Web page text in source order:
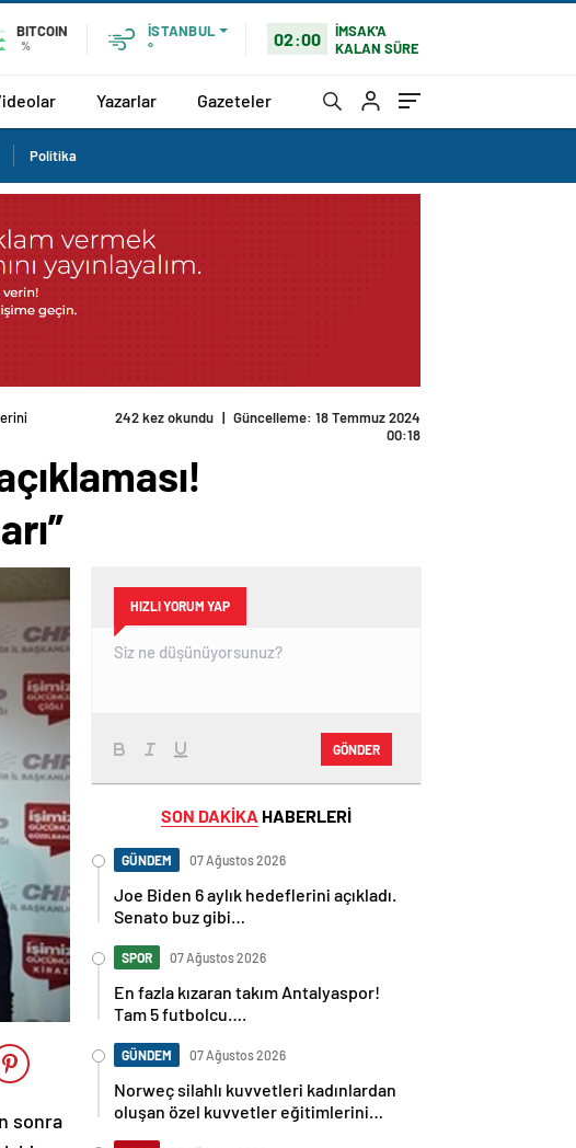
BITCOIN
%
İSTANBUL
°
02:00
İMSAK'A
KALAN SÜRE
Yazarlar Gazeteler
Politika
değiştirecek bir başarı”
bir
HIZLI YORUM YAP
GÖNDER
Joe Biden 6 aylık hedeflerini açıkladı.
Senato buz gibi…
En fazla kızaran takım Antalyaspor!
Tam 5 futbolcu….
Norweç silahlı kuvvetleri kadınlardan
oluşan özel kuvvetler eğitimlerini
başlattı.